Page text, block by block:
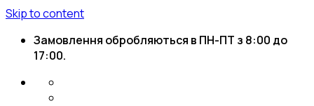
Skip to content
Замовлення обробляються в ПН-ПТ з 8:00 до
17:00.